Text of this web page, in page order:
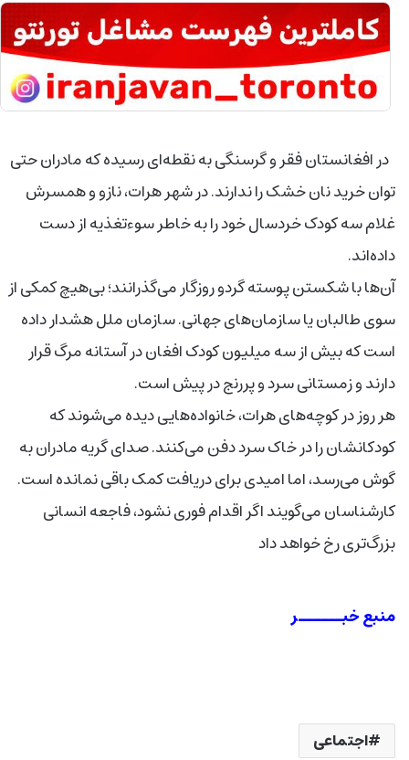
در افغانستان فقر و گرسنگی به نقطه‌ای رسیده که مادران حتی
توان خرید نان خشک را ندارند. در شهر هرات، نازو و همسرش
غلام سه کودک خردسال خود را به خاطر سوءتغذیه از دست
داده‌اند.
آن‌ها با شکستن پوسته گردو روزگار می‌گذرانند؛ بی‌هیچ کمکی از
سوی طالبان یا سازمان‌های جهانی. سازمان ملل هشدار داده
است که بیش از سه میلیون کودک افغان در آستانه مرگ قرار
دارند و زمستانی سرد و پررنج در پیش است.
هر روز در کوچه‌های هرات، خانواده‌هایی دیده می‌شوند که
کودکانشان را در خاک سرد دفن می‌کنند. صدای گریه مادران به
گوش می‌رسد، اما امیدی برای دریافت کمک باقی نمانده است.
کارشناسان می‌گویند اگر اقدام فوری نشود، فاجعه انسانی
بزرگ‌تری رخ خواهد داد
منبع خبــــــر
اجتماعی